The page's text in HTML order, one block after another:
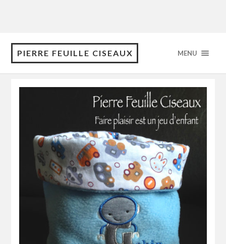
PIERRE FEUILLE CISEAUX MENU
octobre 2016